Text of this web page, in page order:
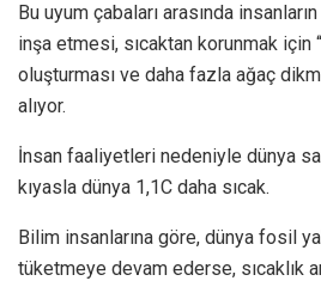
Bu uyum çabaları arasında
inşa etmesi, sıcaktan korunmak için
oluşturması ve daha fazla ağaç
alıyor.
İnsan faaliyetleri nedeniyle dünya
kıyasla dünya 1,1C daha sıcak.
Bilim insanlarına göre, dünya fosil
tüketmeye devam ederse, sıcaklık